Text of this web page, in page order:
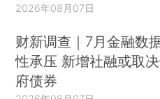
2026年08月07日
财新调查｜7月金融数
性承压 新增社融或取
府债券